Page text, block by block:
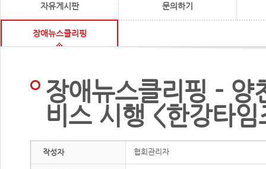
자유게시판 문의하기
장애뉴스클리핑
장애뉴스클리핑 - 양
비스 시행 <한강타
작성자 협회관리자